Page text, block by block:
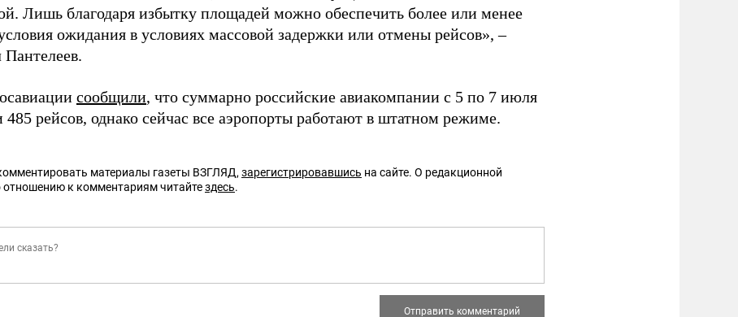
Лишь благодаря избытку площадей можно обеспечить более или менее
ожидания в условиях массовой задержки или отмены рейсов», –
сообщили, что суммарно российские авиакомпании с 5 по 7 июля
485 рейсов, однако сейчас все аэропорты работают в штатном режиме.
материалы газеты ВЗГЛЯД,зарегистрировавшись на сайте. О редакционной
отношению к комментариям читайтездесь.